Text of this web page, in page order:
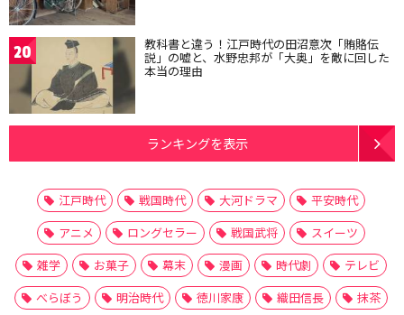
20 教科書と違う！江戸時代の田沼意次「賄賂伝
説」の嘘と、水野忠邦が「大奥」を敵に回した
本当の理由
ランキングを表示
江戸時代 戦国時代 大河ドラマ
平安時代
アニメ
ロングセラー 戦国武将
スイーツ
雑学
お菓子 幕末 漫画 時代劇
テレビ
べらぼう
明治時代 徳川家康 織田信長
抹茶